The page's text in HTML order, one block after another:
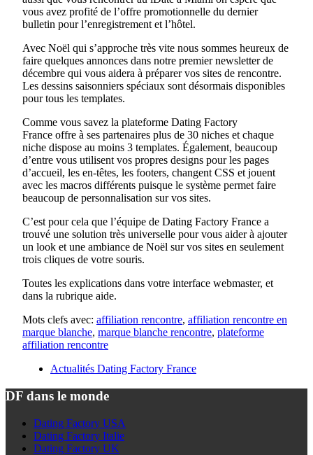
vous avez profité de l’offre promotionnelle du dernier
bulletin pour l’enregistrement et l’hôtel.
Avec Noël qui s’approche très vite nous sommes heureux de
faire quelques annonces dans notre premier newsletter de
décembre qui vous aidera à préparer vos sites de rencontre.
Les dessins saisonniers spéciaux sont désormais disponibles
pour tous les templates.
Comme vous savez la plateforme Dating Factory
France offre à ses partenaires plus de 30 niches et chaque
niche dispose au moins 3 templates. Également, beaucoup
d’entre vous utilisent vos propres designs pour les pages
d’accueil, les en-têtes, les footers, changent CSS et jouent
avec les macros différents puisque le système permet faire
beaucoup de personnalisation sur vos sites.
C’est pour cela que l’équipe de Dating Factory France a
trouvé une solution très universelle pour vous aider à ajouter
un look et une ambiance de Noël sur vos sites en seulement
trois cliques de votre souris.
Toutes les explications dans votre interface webmaster, et
dans la rubrique aide.
Mots clefs avec: affiliation rencontre, affiliation rencontre en
marque blanche, marque blanche rencontre, plateforme
affiliation rencontre
Actualités Dating Factory France
DF dans le monde
Dating Factory USA
Dating Factory Italie
Dating Factory UK